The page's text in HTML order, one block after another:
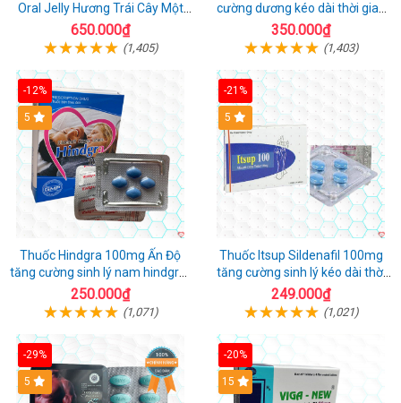
Oral Jelly Hương Trái Cây Một
Hộp 7 Gói 100g
650.000₫
(1,405)
cường dương kéo dài thời gian
cho Nam hộp 10 viên
350.000₫
(1,403)
-12%
5
Thuốc Hindgra 100mg Ấn Độ
tăng cường sinh lý nam hindgra-
100 chống xts cương dương
250.000₫
(1,071)
-21%
5
Thuốc Itsup Sildenafil 100mg
tăng cường sinh lý kéo dài thời
gian cho nam
249.000₫
(1,021)
-29%
Hot
5
-20%
15